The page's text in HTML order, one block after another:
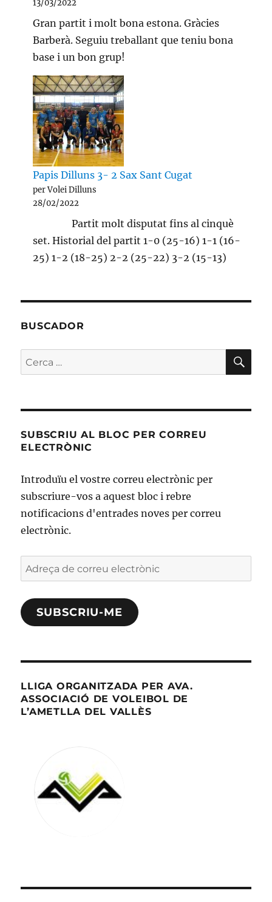
13/03/2022
Gran partit i molt bona estona. Gràcies
Barberà. Seguiu treballant que teniu bona
base i un bon grup!
Papis Dilluns 3- 2 Sax Sant Cugat
per Volei Dilluns
28/02/2022
Partit molt disputat fins al cinquè
set. Historial del partit 1-0 (25-16) 1-1 (16-
25) 1-2 (18-25) 2-2 (25-22) 3-2 (15-13)
BUSCADOR
Cerca:
SUBSCRIU AL BLOC PER CORREU
ELECTRÒNIC
Introduïu el vostre correu electrònic per
subscriure-vos a aquest bloc i rebre
notificacions d'entrades noves per correu
electrònic.
Adreça
de
correu
electrònic
SUBSCRIU-ME
LLIGA ORGANITZADA PER AVA.
ASSOCIACIÓ DE VOLEIBOL DE
L’AMETLLA DEL VALLÈS